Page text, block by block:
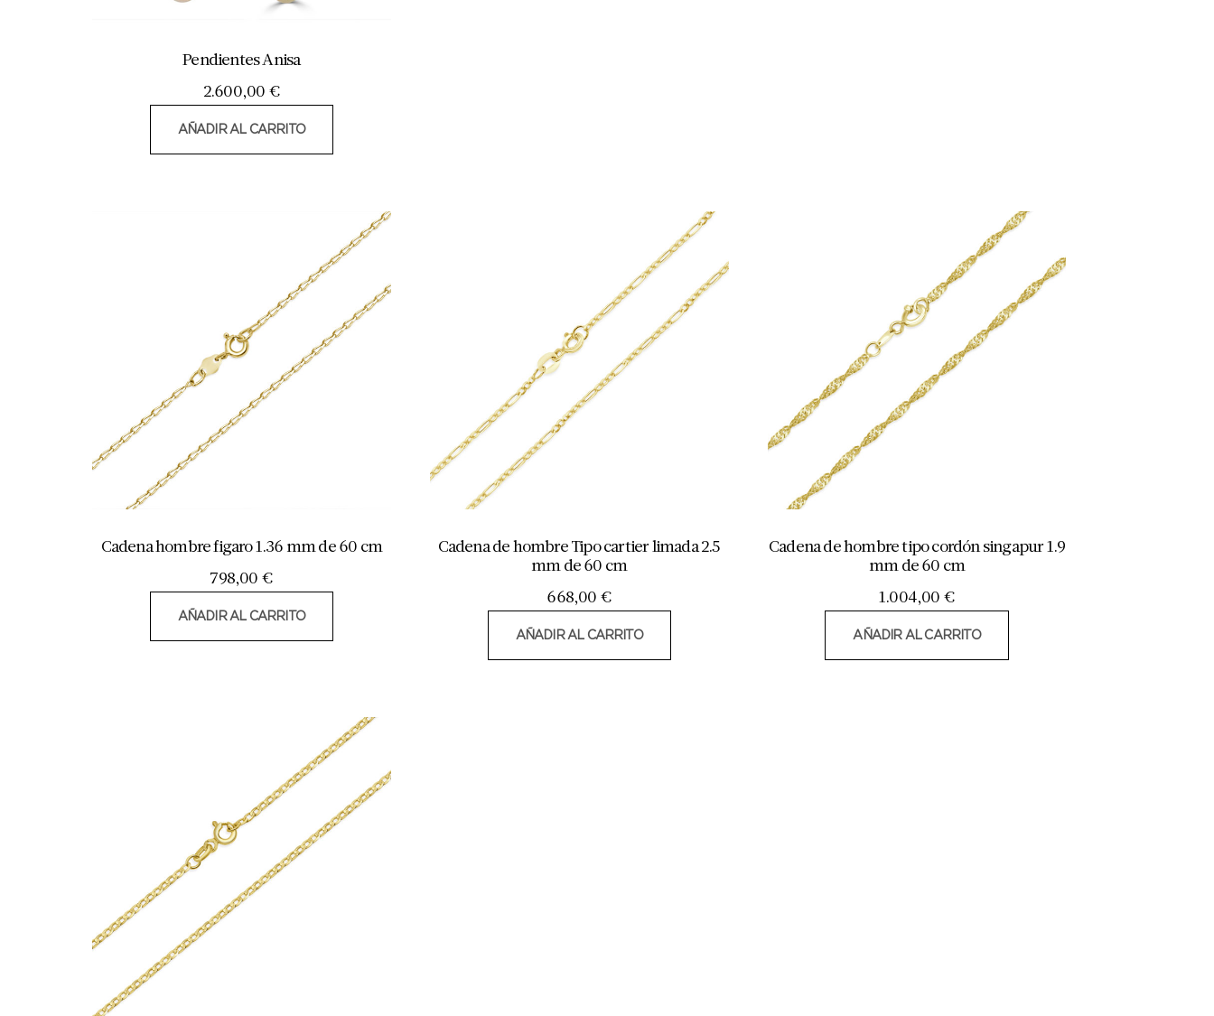
Pendientes Anisa
2.600,00 €
AÑADIR AL CARRITO
Cadena hombre figaro 1.36 mm de 60 cm
798,00 €
AÑADIR AL CARRITO
Cadena de hombre Tipo cartier limada 2.5
mm de 60 cm
668,00 €
AÑADIR AL CARRITO
Cadena de hombre tipo cordón singapur 1.9
mm de 60 cm
1.004,00 €
AÑADIR AL CARRITO